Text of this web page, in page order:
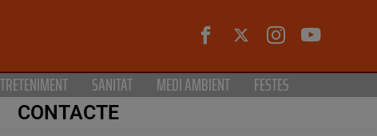
SANITAT MEDI AMBIENT FESTES
CONTACTE